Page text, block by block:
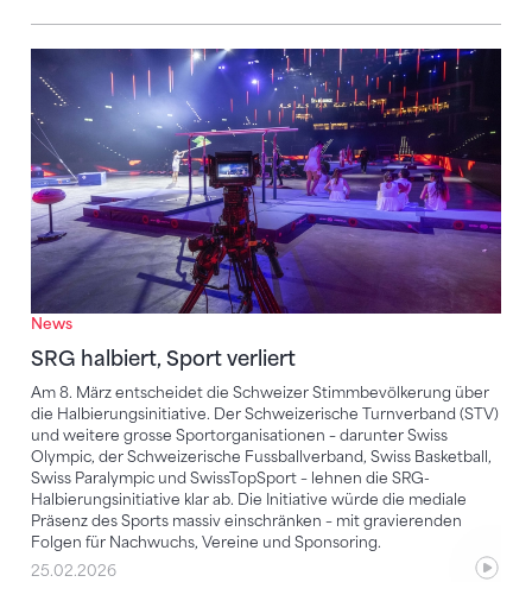
News
SRG halbiert, Sport verliert
Am 8. März entscheidet die Schweizer Stimmbevölkerung über
die Halbierungsinitiative. Der Schweizerische Turnverband (STV)
und weitere grosse Sportorganisationen – darunter Swiss
Olympic, der Schweizerische Fussballverband, Swiss Basketball,
Swiss Paralympic und SwissTopSport – lehnen die SRG-
Halbierungsinitiative klar ab. Die Initiative würde die mediale
Präsenz des Sports massiv einschränken – mit gravierenden
Folgen für Nachwuchs, Vereine und Sponsoring.
SRG halbiert, Sport verliert
25.02.2026